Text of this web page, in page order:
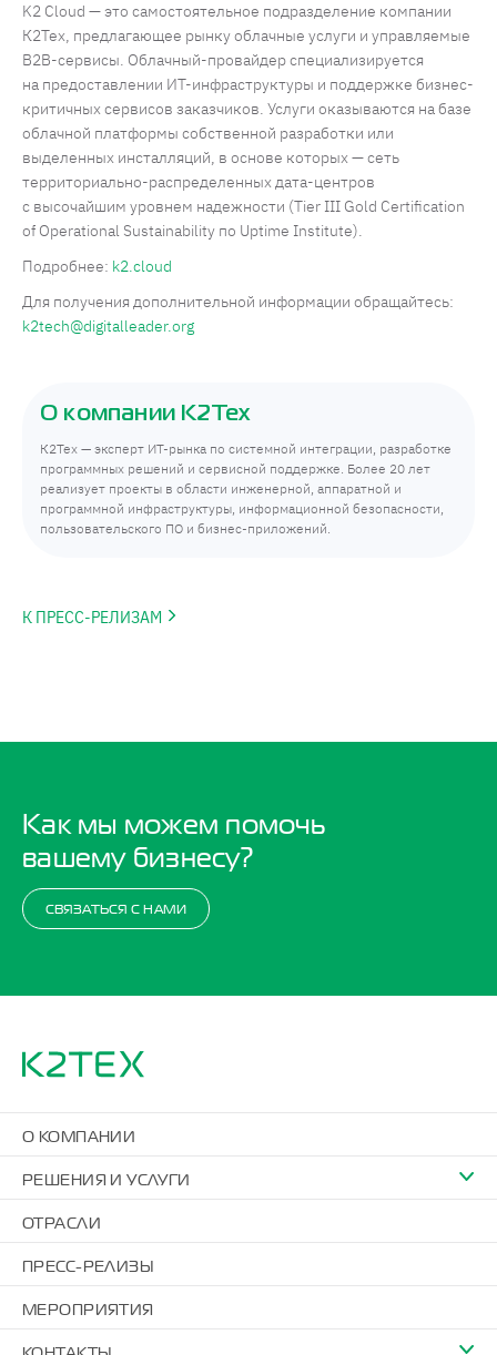
K2 Cloud — это самостоятельное подразделение компании
К2Тех, предлагающее рынку облачные услуги и управляемые
В2В-сервисы. Облачный-провайдер специализируется
на предоставлении ИТ-инфраструктуры и поддержке бизнес-
критичных сервисов заказчиков. Услуги оказываются на базе
облачной платформы собственной разработки или
выделенных инсталляций, в основе которых — сеть
территориально-распределенных дата-центров
с высочайшим уровнем надежности (Tier III Gold Certification
of Operational Sustainability по Uptime Institute).
Подробнее: k2.cloud
Для получения дополнительной информации обращайтесь:
k2tech@digitalleader.org
О компании К2Тех
К2Тех — эксперт ИТ-рынка по системной интеграции, разработке
программных решений и сервисной поддержке. Более 20 лет
реализует проекты в области инженерной, аппаратной и
программной инфраструктуры, информационной безопасности,
пользовательского ПО и бизнес-приложений.
К ПРЕСС-РЕЛИЗАМ
Как мы можем помочь
вашему бизнесу?
СВЯЗАТЬСЯ С НАМИ
О КОМПАНИИ
РЕШЕНИЯ И УСЛУГИ
ОТРАСЛИ
ПРЕСС-РЕЛИЗЫ
МЕРОПРИЯТИЯ